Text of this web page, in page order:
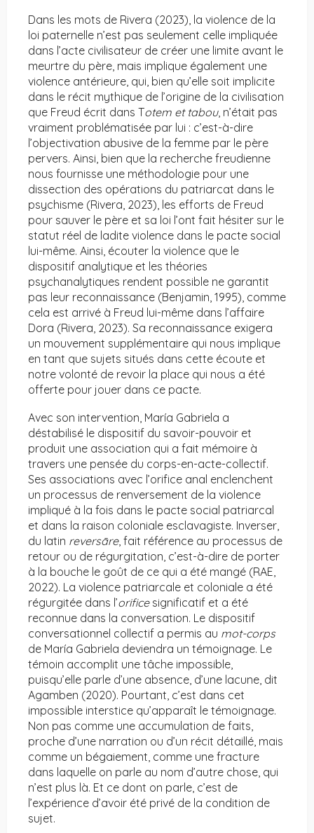
Dans les mots de Rivera (2023), la violence de la
loi paternelle n’est pas seulement celle impliquée
dans l’acte civilisateur de créer une limite avant le
meurtre du père, mais implique également une
violence antérieure, qui, bien qu’elle soit implicite
dans le récit mythique de l’origine de la civilisation
que Freud écrit dans Totem et tabou, n’était pas
vraiment problématisée par lui : c’est-à-dire
l’objectivation abusive de la femme par le père
pervers. Ainsi, bien que la recherche freudienne
nous fournisse une méthodologie pour une
dissection des opérations du patriarcat dans le
psychisme (Rivera, 2023), les efforts de Freud
pour sauver le père et sa loi l’ont fait hésiter sur le
statut réel de ladite violence dans le pacte social
lui-même. Ainsi, écouter la violence que le
dispositif analytique et les théories
psychanalytiques rendent possible ne garantit
pas leur reconnaissance (Benjamin, 1995), comme
cela est arrivé à Freud lui-même dans l’affaire
Dora (Rivera, 2023). Sa reconnaissance exigera
un mouvement supplémentaire qui nous implique
en tant que sujets situés dans cette écoute et
notre volonté de revoir la place qui nous a été
offerte pour jouer dans ce pacte.
Avec son intervention, María Gabriela a
déstabilisé le dispositif du savoir-pouvoir et
produit une association qui a fait mémoire à
travers une pensée du corps-en-acte-collectif.
Ses associations avec l’orifice anal enclenchent
un processus de renversement de la violence
impliqué à la fois dans le pacte social patriarcal
et dans la raison coloniale esclavagiste. Inverser,
du latin reversāre, fait référence au processus de
retour ou de régurgitation, c’est-à-dire de porter
à la bouche le goût de ce qui a été mangé (RAE,
2022). La violence patriarcale et coloniale a été
régurgitée dans l’orificesignificatif et a été
reconnue dans la conversation. Le dispositif
conversationnel collectif a permis au mot-corps
de María Gabriela deviendra un témoignage. Le
témoin accomplit une tâche impossible,
puisqu’elle parle d’une absence, d’une lacune, dit
Agamben (2020). Pourtant, c’est dans cet
impossible interstice qu’apparaît le témoignage.
Non pas comme une accumulation de faits,
proche d’une narration ou d’un récit détaillé, mais
comme un bégaiement, comme une fracture
dans laquelle on parle au nom d’autre chose, qui
n’est plus là. Et ce dont on parle, c’est de
l’expérience d’avoir été privé de la condition de
sujet.